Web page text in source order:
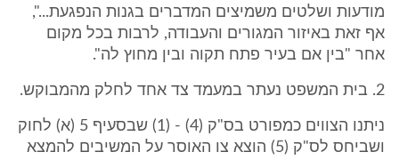
מודעות ושלטים משמיצים המדברים בגנות הנפגעת...",
אף זאת באיזור המגורים והעבודה, לרבות בכל מקום
אחר "בין אם בעיר פתח תקוה ובין מחוץ לה".
2. בית המשפט נעתר במעמד צד אחד לחלק מהמבוקש.
ניתנו הצווים כמפורט בס"ק (4) - (1) שבסעיף 5 (א) לחוק
ושביחס לס"ק (5) הוצא צו האוסר על המשיבים להמצא